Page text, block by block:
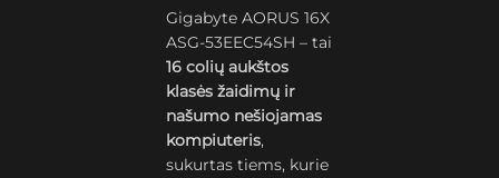
Gigabyte AORUS 16X
ASG-53EEC54SH – tai
16 colių aukštos
klasės žaidimų ir
našumo nešiojamas
kompiuteris,
sukurtas tiems, kurie